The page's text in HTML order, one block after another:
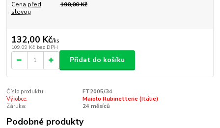
Cena před
slevou
190,00 Kč
132,00 Kč/ks
109,09 Kč bez DPH
Přidat do košíku
Číslo produktu:
FT2005/34
Výrobce:
Maiolo Rubinetterie (Itálie)
Záruka:
24 měsíců
Podobné produkty